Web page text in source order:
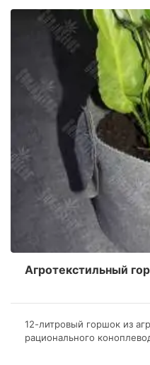
Агротекстильный
​12-литровый горшок из
рационального